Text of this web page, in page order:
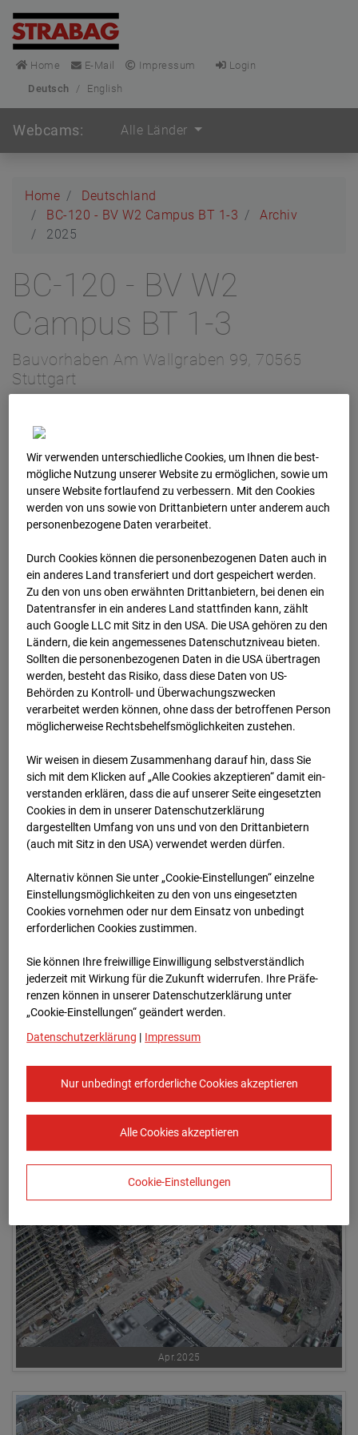
Home E-Mail Impressum
Login
Deutsch
/ English
Webcams: Alle Länder
Home
Deutschland
BC-120 - BV W2 Campus BT 1-3
Archiv
2025
BC-120 - BV W2
Campus BT 1-3
Bauvorhaben Am Wallgraben 99, 70565
Stuttgart
Archivdatum: 2025
Jan.2025
Feb.2025
Mar.2025
Apr.2025
Wir verwenden unterschiedliche Cookies, um Ihnen die best­
mögliche Nutzung unserer Website zu ermöglichen, sowie um
unsere Website fortlaufend zu verbessern. Mit den Cookies
werden von uns sowie von Drittanbietern unter anderem auch
personenbezogene Daten verarbeitet.
Durch Cookies können die personenbezogenen Daten auch in
ein anderes Land transferiert und dort gespeichert werden.
Zu den von uns oben erwähnten Drittanbietern, bei denen ein
Datentransfer in ein anderes Land stattfinden kann, zählt
auch Google LLC mit Sitz in den USA. Die USA gehören zu den
Ländern, die kein angemessenes Datenschutzniveau bieten.
Sollten die personenbezogenen Daten in die USA übertragen
werden, besteht das Risiko, dass diese Daten von US-
Behörden zu Kontroll- und Überwachungszwecken
verarbeitet werden können, ohne dass der betroffenen Person
möglicherweise Rechtsbehelfsmöglichkeiten zustehen.
Wir weisen in diesem Zusammenhang darauf hin, dass Sie
sich mit dem Klicken auf „Alle Cookies akzeptieren“ damit ein­
ver­standen erklären, dass die auf unserer Seite eingesetzten
Cookies in dem in unserer Datenschutzerklärung
dargestellten Umfang von uns und von den Drittanbietern
(auch mit Sitz in den USA) verwendet werden dürfen.
Alternativ können Sie unter „Cookie-Einstellungen“ einzelne
Einstellungsmöglichkeiten zu den von uns eingesetzten
Cookies vornehmen oder nur dem Einsatz von unbedingt
erforderlichen Cookies zustimmen.
Sie können Ihre freiwillige Einwilligung selbstverständlich
jederzeit mit Wirkung für die Zukunft widerrufen. Ihre Prä­fe­
renzen können in unserer Datenschutzerklärung unter
„Cookie-Einstellungen“ geändert werden.
Datenschutzerklärung | Impressum
Nur unbedingt erforderliche Cookies akzeptieren
Alle Cookies akzeptieren
Cookie-Einstellungen